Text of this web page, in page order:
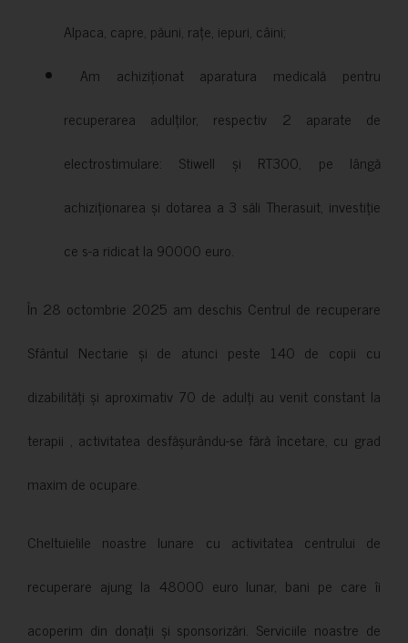
Alpaca, capre, păuni, rațe, iepuri, câini;
Am achiziționat aparatura medicală pentru
recuperarea adulților, respectiv 2 aparate de
electrostimulare: Stiwell și RT300, pe lângă
achiziționarea și dotarea a 3 săli Therasuit, investiție
ce s-a ridicat la 90000 euro.
În 28 octombrie 2025 am deschis Centrul de recuperare
Sfântul Nectarie și de atunci peste 140 de copii cu
dizabilități și aproximativ 70 de adulți au venit constant la
terapii , activitatea desfășurându-se fără încetare, cu grad
maxim de ocupare.
Cheltuielile noastre lunare cu activitatea centrului de
recuperare ajung la 48000 euro lunar, bani pe care îi
acoperim din donații și sponsorizări. Serviciile noastre de